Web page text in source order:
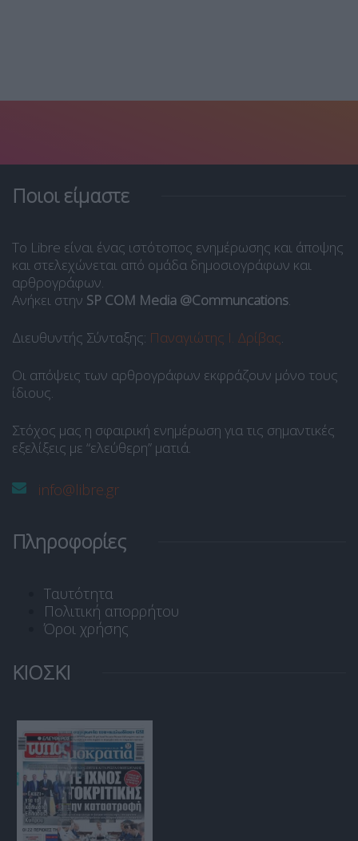
Ποιοι είμαστε
Το Libre είναι ένας ιστότοπος ενημέρωσης και άποψης
και στελεχώνεται από ομάδα δημοσιογράφων και
αρθρογράφων.
Ανήκει στην SP COM Media @Communcations.
Διευθυντής Σύνταξης: Παναγιώτης Ι. Δρίβας.
Οι απόψεις των αρθρογράφων εκφράζουν μόνο τους
ίδιους.
Στόχος μας η σφαιρική ενημέρωση για τις σημαντικές
εξελίξεις με “ελεύθερη” ματιά.
info@libre.gr
Πληροφορίες
Ταυτότητα
Πολιτική απορρήτου
Όροι χρήσης
ΚΙΟΣΚΙ